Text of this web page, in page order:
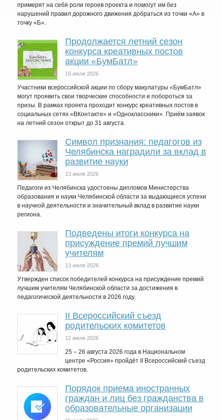
примерят на себя роли героев проекта и помогут им без
нарушений правил дорожного движения добраться из точки «А» в
точку «Б».
Продолжается летний сезон
конкурса креативных постов
акции «БумБатл»
15 июля 2026
Участники всероссийской акции по сбору макулатуры «БумБатл»
могут проявить свои творческие способности и побороться за
призы. В рамках проекта проходит конкурс креативных постов в
социальных сетях «ВКонтакте» и «Одноклассники». Приём заявок
на летний сезон открыт до 31 августа.
Символ признания: педагогов из
Челябинска наградили за вклад в
развитие науки
13 июля 2026
Педагоги из Челябинска удостоены дипломов Министерства
образования и науки Челябинской области за выдающиеся успехи
в научной деятельности и значительный вклад в развитие науки
региона.
Подведены итоги конкурса на
присуждение премий лучшим
учителям
13 июля 2026
Утвержден список победителей конкурса на присуждение премий
лучшим учителям Челябинской области за достижения в
педагогической деятельности в 2026 году.
II Всероссийский съезд
родительских комитетов
12 июля 2026
25 – 26 августа 2026 года в Национальном
центре «Россия» пройдёт II Всероссийский съезд
родительских комитетов.
Порядок приема иностранных
граждан и лиц без гражданства в
образовательные организации